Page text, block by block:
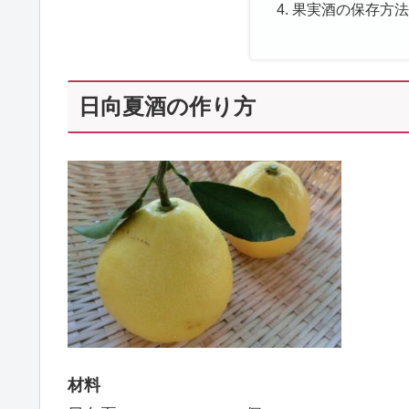
果実酒の保存方法
日向夏酒の作り方
材料